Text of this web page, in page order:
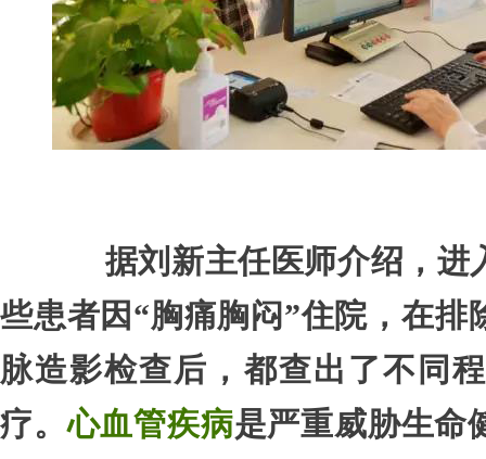
据刘新主任医师介绍，进
些患者因“胸痛胸闷”住院，在排
脉造影检查后，都查出了不同
疗。心血管疾病是严重威胁生命